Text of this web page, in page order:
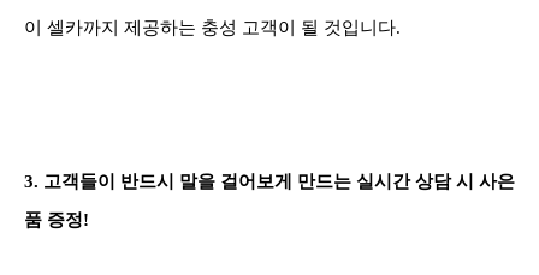
이 셀카까지 제공하는 충성 고객이 될 것입니다.
3. 고객들이 반드시 말을 걸어보게 만드는 실시간 상담 시 사은
품 증정!